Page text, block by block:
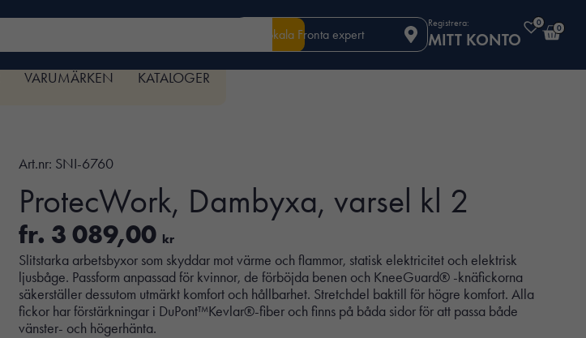
Din lokala Fronta expert
Registrera:
MITT KONTO
0
0
VARUMÄRKEN KATALOGER
Art.nr: SNI-6760
ProtecWork, Dambyxa, varsel kl 2
fr. 3 089,00 kr
Slitstarka arbetsbyxor som skyddar mot värme och flammor, statisk elektricitet och elektrisk
ljusbåge. Passform anpassad för kvinnor, de förböjda benen och KneeGuard® -knäfickorna
säkerställer dessutom utmärkt komfort och hållbarhet. Stretchdel baktill för högre komfort. Alla
fickor har förstärkningar i DuPont™Kevlar®-fiber och finns på båda sidor för att passa både
vänster- och högerhänta.